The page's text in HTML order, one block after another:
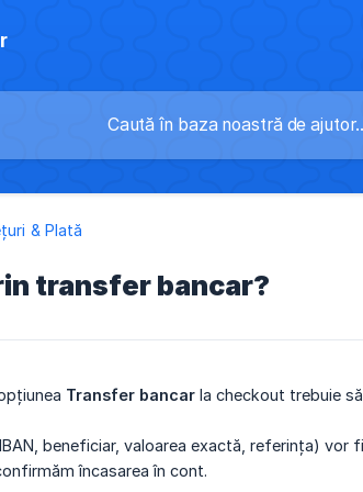
& Plată
transfer bancar?
Transfer bancar la checkout trebuie
beneficiar, valoarea exactă, referința)
încasarea în cont.